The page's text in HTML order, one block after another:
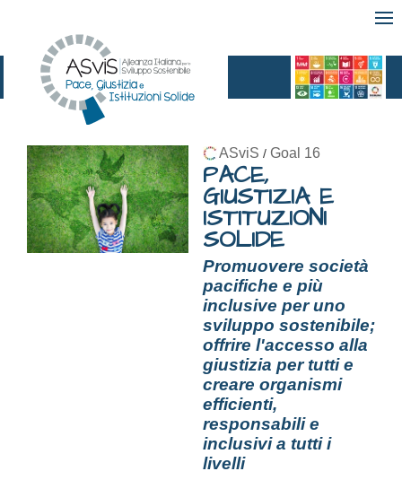
ASviS / Goal 16
PACE,
GIUSTIZIA E
ISTITUZIONI
SOLIDE
Promuovere società
pacifiche e più
inclusive per uno
sviluppo sostenibile;
offrire l'accesso alla
giustizia per tutti e
creare organismi
efficienti,
responsabili e
inclusivi a tutti i
livelli